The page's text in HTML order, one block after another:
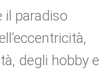
il paradiso
degli hobby e